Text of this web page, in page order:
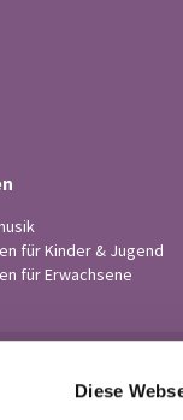
Diese
für Kinder & Jugend
für Erwachsene